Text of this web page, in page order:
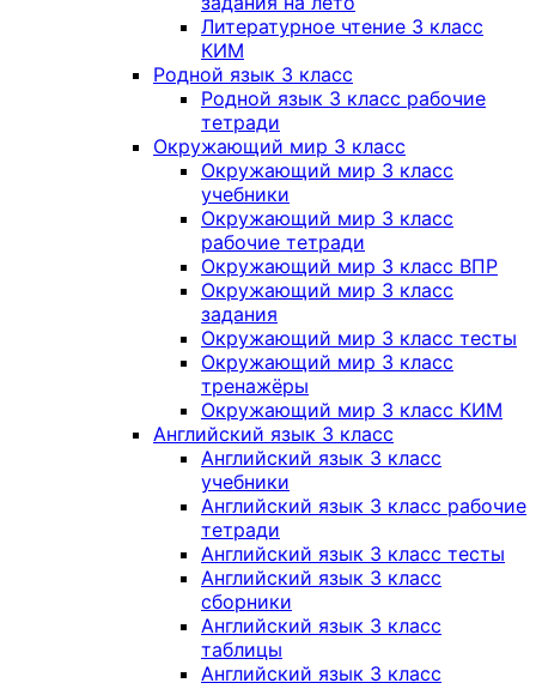
Литературное чтение 3 класс
КИМ
Родной язык 3 класс
Родной язык 3 класс рабочие
тетради
Окружающий мир 3 класс
Окружающий мир 3 класс
учебники
Окружающий мир 3 класс
рабочие тетради
Окружающий мир 3 класс ВПР
Окружающий мир 3 класс
задания
Окружающий мир 3 класс тесты
Окружающий мир 3 класс
тренажёры
Окружающий мир 3 класс КИМ
Английский язык 3 класс
Английский язык 3 класс
учебники
Английский язык 3 класс рабочие
тетради
Английский язык 3 класс тесты
Английский язык 3 класс
сборники
Английский язык 3 класс
таблицы
Английский язык 3 класс